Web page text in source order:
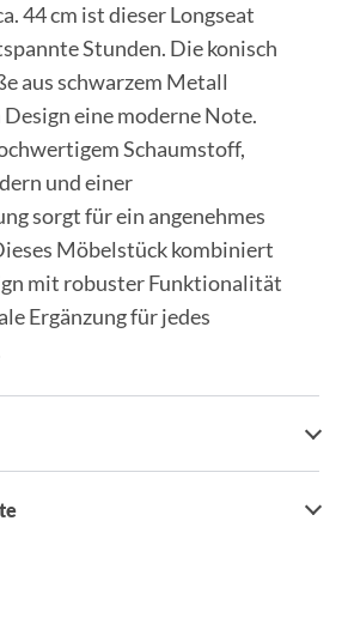
44 cm ist dieser Longseat
Stunden. Die konisch
aus schwarzem Metall
eine moderne Note.
Schaumstoff,
und einer
sorgt für ein angenehmes
Möbelstück kombiniert
mit robuster Funktionalität
Ergänzung für jedes